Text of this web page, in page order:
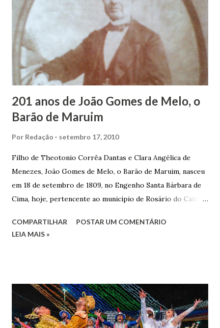
garçon, dono de bar, de armarinho e depois de uma
panificação. “Ao contrário de muitos, que renegam suas
raízes e procuram obscurecer seu passado, orgulhava-se
em defender o pão como garçon, tendo incontáveis vezes
que trabalhar copiosamente fora de seu horário normal em
trocas de gorjetas que c...
201 anos de João Gomes de Melo, o
Barão de Maruim
Por Redação setembro 17, 2010
Filho de Theotonio Corrêa Dantas e Clara Angélica de
Menezes, João Gomes de Melo, o Barão de Maruim, nasceu
em 18 de setembro de 1809, no Engenho Santa Bárbara de
Cima, hoje, pertencente ao município de Rosário do Catete.
José de Faro Leitão, porém o casamento acabou com o
indiciamento para apropriar-se da volumosa herança. Em
1862, transferiu-se para o Rio de Janeiro e casou-se com
uma irmã do Visconde de Uruguai. O Barão de Maruim
COMPARTILHAR
POSTAR UM COMENTÁRIO
LEIA MAIS »